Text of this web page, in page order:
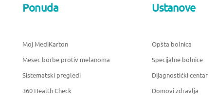
Ponuda
Moj MediKarton
Mesec borbe protiv melanoma
Sistematski pregledi
360 Health Check
Ustanove
Opšta bolnica
Specijalne bolnice
Dijagnostički centar
Domovi zdravlja